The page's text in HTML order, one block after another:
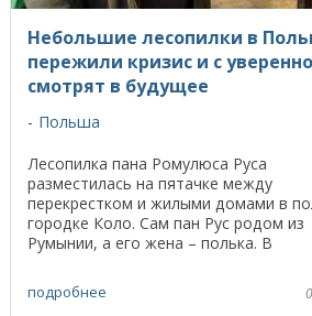
Небольшие лесопилки в
пережили кризис и с
смотрят в будущее
Польша
Лесопилка пана Ромулюса Руса
разместилась на пятачке между
перекрестком и жилыми домами в
городке Коло. Сам пан Рус родом из
Румынии, а его жена – полька. В
изучать лесное дело в румынский ...
подробнее